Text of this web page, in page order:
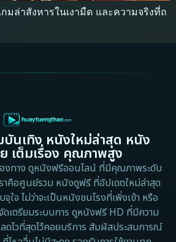
มล่าสังหารในเงามืด และความจริงที่ถ
นเทิง หนังใหม่ล่าสุด หนัง
เต็มเรื่อง คุณภาพสูง
งทาง ดูหนังฟรีออนไลน์ ที่มีคุณภาพระดับ
าคือศูนย์รวม หนังดูฟรี ที่อัปเดตใหม่ล่าสุด
จ ไม่ว่าจะเป็นหนังชนโรงที่เพิ่งเข้า หรือ
ดเตรียมระบบการ ดูหนังฟรี HD ที่มีความ
ดไวที่สุดไว้คอยบริการ สัมผัสประสบการณ์